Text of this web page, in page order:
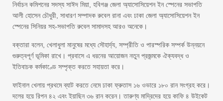
নির্বাচন কমিশনের সদস্য সাঈদ মিয়া, হবিগঞ্জ জেলা অ্যাসোসিয়েশন ইন স্পেনের সভাপতি
আলী হোসেন চৌধুরী, সাধারণ সম্পাদক রুবেল রানা এবং ঢাকা জেলা অ্যাসোসিয়েশন ইন
স্পেনের সিনিয়র সহ-সভাপতি রুবেল সামাদসহ আরও অনেকে।
বক্তারা বলেন, খেলাধুলা মানুষের মধ্যে সৌহার্দ্য, সম্প্রীতি ও পারস্পরিক সম্পর্ক উন্নয়নে
গুরুত্বপূর্ণ ভূমিকা রাখে। প্রবাসে এ ধরনের আয়োজন নতুন প্রজন্মকে ঐক্যবদ্ধ ও
ইতিবাচক কর্মকাণ্ডে সম্পৃক্ত করতে সহায়তা করে।
ফাইনাল খেলায় প্রথমে ব্যাট করতে নেমে ঢাকা ফ্রুতাস ১৬ ওভারে ১৮০ রান সংগ্রহ করে।
দলের হয়ে রিপন ৪২ এবং ইয়াছিন ৩৬ রান করেন। তারুণ্য মাদ্রিদের হয়ে কাফি ৪ উইকেট